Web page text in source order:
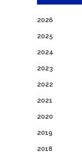
2026
2025
2024
2023
2022
2021
2020
2019
2018